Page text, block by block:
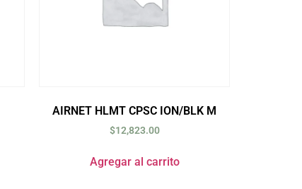
AIRNET HLMT CPSC ION/BLK M
$12,823.00
Agregar al carrito